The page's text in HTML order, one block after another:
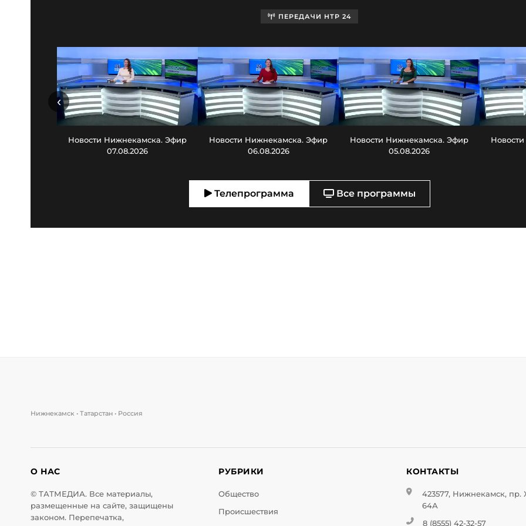
ПЕРЕДАЧИ НТР 24
Новости Нижнекамска. Эфир
07.08.2026
Новости Нижнекамска. Эфир
06.08.2026
Новости Нижнекамска. Эфир
05.08.2026
‹
Телепрограмма Все программы
Нижнекамск • Татарстан • Россия
О НАС
© ТАТМЕДИА. Все материалы,
размещенные на сайте, защищены
законом. Перепечатка,
РУБРИКИ
Общество
Происшествия
КОНТАКТЫ
423577, Нижнекамск, пр.
64А
8 (8555) 42-32-57